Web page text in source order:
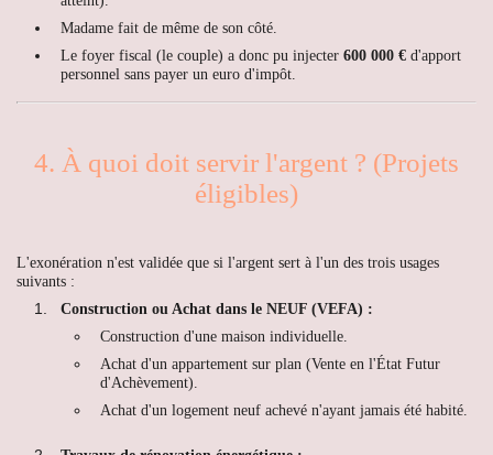
Madame fait de même de son côté.
Le foyer fiscal (le couple) a donc pu injecter 600 000 € d'apport
personnel sans payer un euro d'impôt.
4. À quoi doit servir l'argent ? (Projets
éligibles)
L'exonération n'est validée que si l'argent sert à l'un des trois usages
suivants :
Construction ou Achat dans le NEUF (VEFA) :
Construction d'une maison individuelle.
Achat d'un appartement sur plan (Vente en l'État Futur
d'Achèvement).
Achat d'un logement neuf achevé n'ayant jamais été habité.